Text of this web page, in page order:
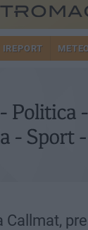
IREPORT
Callmat,